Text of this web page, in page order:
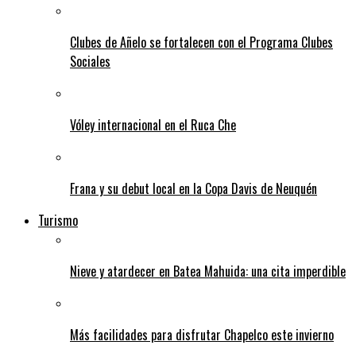
Clubes de Añelo se fortalecen con el Programa Clubes
Sociales
Vóley internacional en el Ruca Che
Frana y su debut local en la Copa Davis de Neuquén
Turismo
Nieve y atardecer en Batea Mahuida: una cita imperdible
Más facilidades para disfrutar Chapelco este invierno